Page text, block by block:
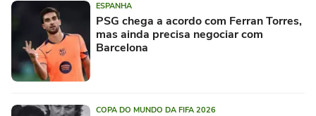
ESPANHA
PSG chega a acordo com Ferran Torres,
mas ainda precisa negociar com
Barcelona
COPA DO MUNDO DA FIFA 2026